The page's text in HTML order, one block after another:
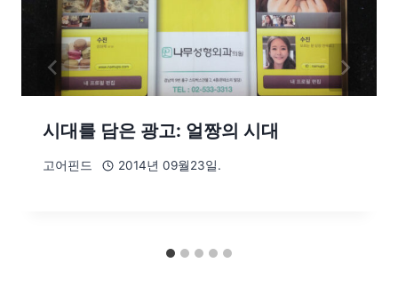
시대를 담은 광고: 얼짱의 시대
고어핀드 2014년 09월23일.